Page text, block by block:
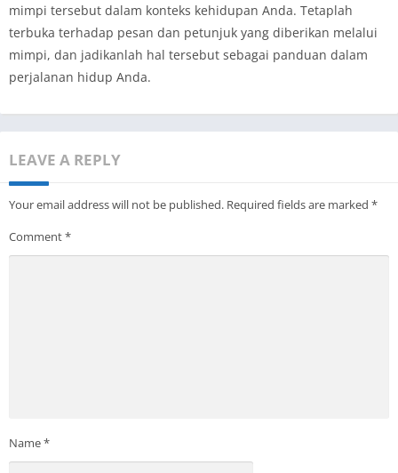
mimpi tersebut dalam konteks kehidupan Anda. Tetaplah
terbuka terhadap pesan dan petunjuk yang diberikan melalui
mimpi, dan jadikanlah hal tersebut sebagai panduan dalam
perjalanan hidup Anda.
LEAVE A REPLY
Your email address will not be published. Required fields are marked *
Comment*
Name*